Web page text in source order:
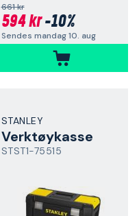
661 kr
594 kr-10%
Sendes mandag 10. aug
STANLEY
Verktøykasse
STST1-75515